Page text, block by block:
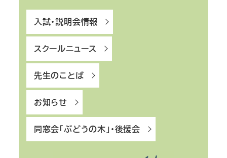
入試・説明会情報
スクールニュース
先生のことば
お知らせ
同窓会「ぶどうの木」・後援会